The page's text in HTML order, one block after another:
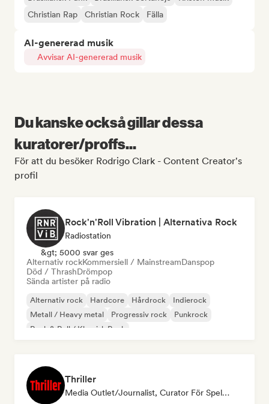
Christian Rap
Christian Rock Fälla
AI-genererad musik
Avvisar AI-genererad musik
Du kanske också gillar dessa
kuratorer/proffs...
För att du besöker Rodrigo Clark - Content Creator's
profil
Rock'n'Roll Vibration | Alternativa Rock
Radiostation
&gt; 5000 svar ges
Alternativ rockKommersiell / MainstreamDanspop
Död / ThrashDrömpop
Sända artister på radio
Alternativ rock Hardcore Hårdrock
Indierock
Metall / Heavy metal
Progressiv rock
Punkrock
Rock & Roll / Klassisk Rock
Thriller
Media Outlet/Journalist, Curator För Spellistor